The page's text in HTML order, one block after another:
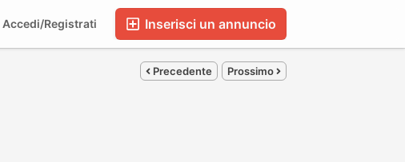
Inserisci un annuncio
Accedi/Registrati
Precedente Prossimo